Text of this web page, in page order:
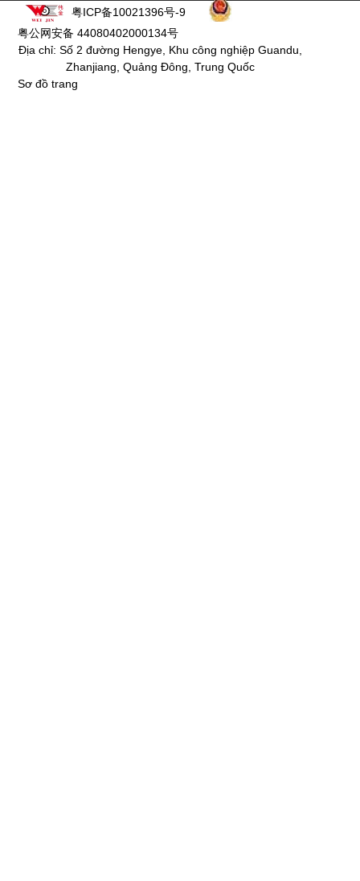
粤ICP备10021396号-9
粤公网安备 44080402000134号
Địa chỉ: Số 2 đường Hengye, Khu công nghiệp Guandu,
Zhanjiang, Quảng Đông, Trung Quốc
Sơ đồ trang